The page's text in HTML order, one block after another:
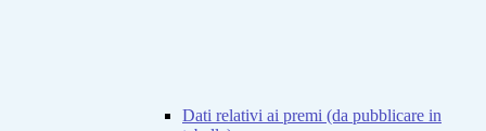
Dati relativi ai premi (da pubblicare in